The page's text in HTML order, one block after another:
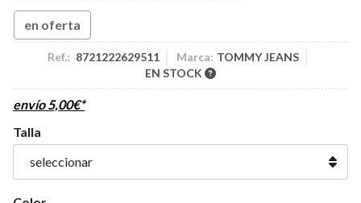
en oferta
Ref.: 8721222629511 Marca: TOMMY JEANS
EN STOCK
envío 5,00€*
Talla